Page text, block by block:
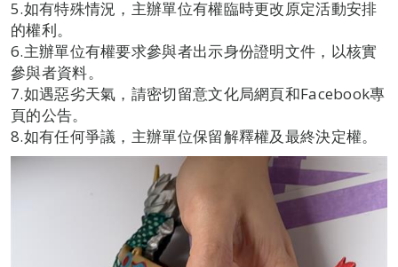
5.如有特殊情況，主辦單位有權臨時更改原定活動安排
的權利。
6.主辦單位有權要求參與者出示身份證明文件，以核實
參與者資料。
7.如遇惡劣天氣，請密切留意文化局網頁和Facebook專
頁的公告。
8.如有任何爭議，主辦單位保留解釋權及最終決定權。